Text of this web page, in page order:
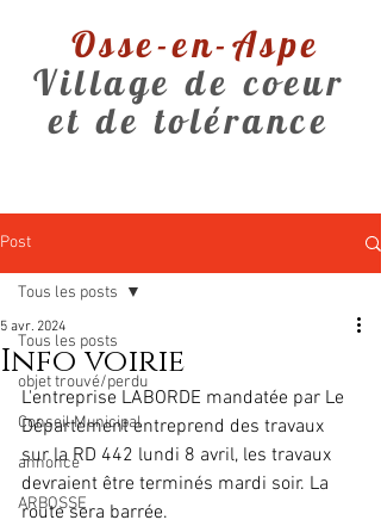
Osse-en-Aspe
Village de coeur
et de tolérance
Post
Tous les posts
objet trouvé/perdu
Conseil Municipal
annonce
ARBOSSE
Tous les posts
Info voirie
5 avr. 2024
L'entreprise LABORDE mandatée par Le
Département entreprend des travaux
sur la RD 442 lundi 8 avril, les travaux
devraient être terminés mardi soir. La
route sera barrée.